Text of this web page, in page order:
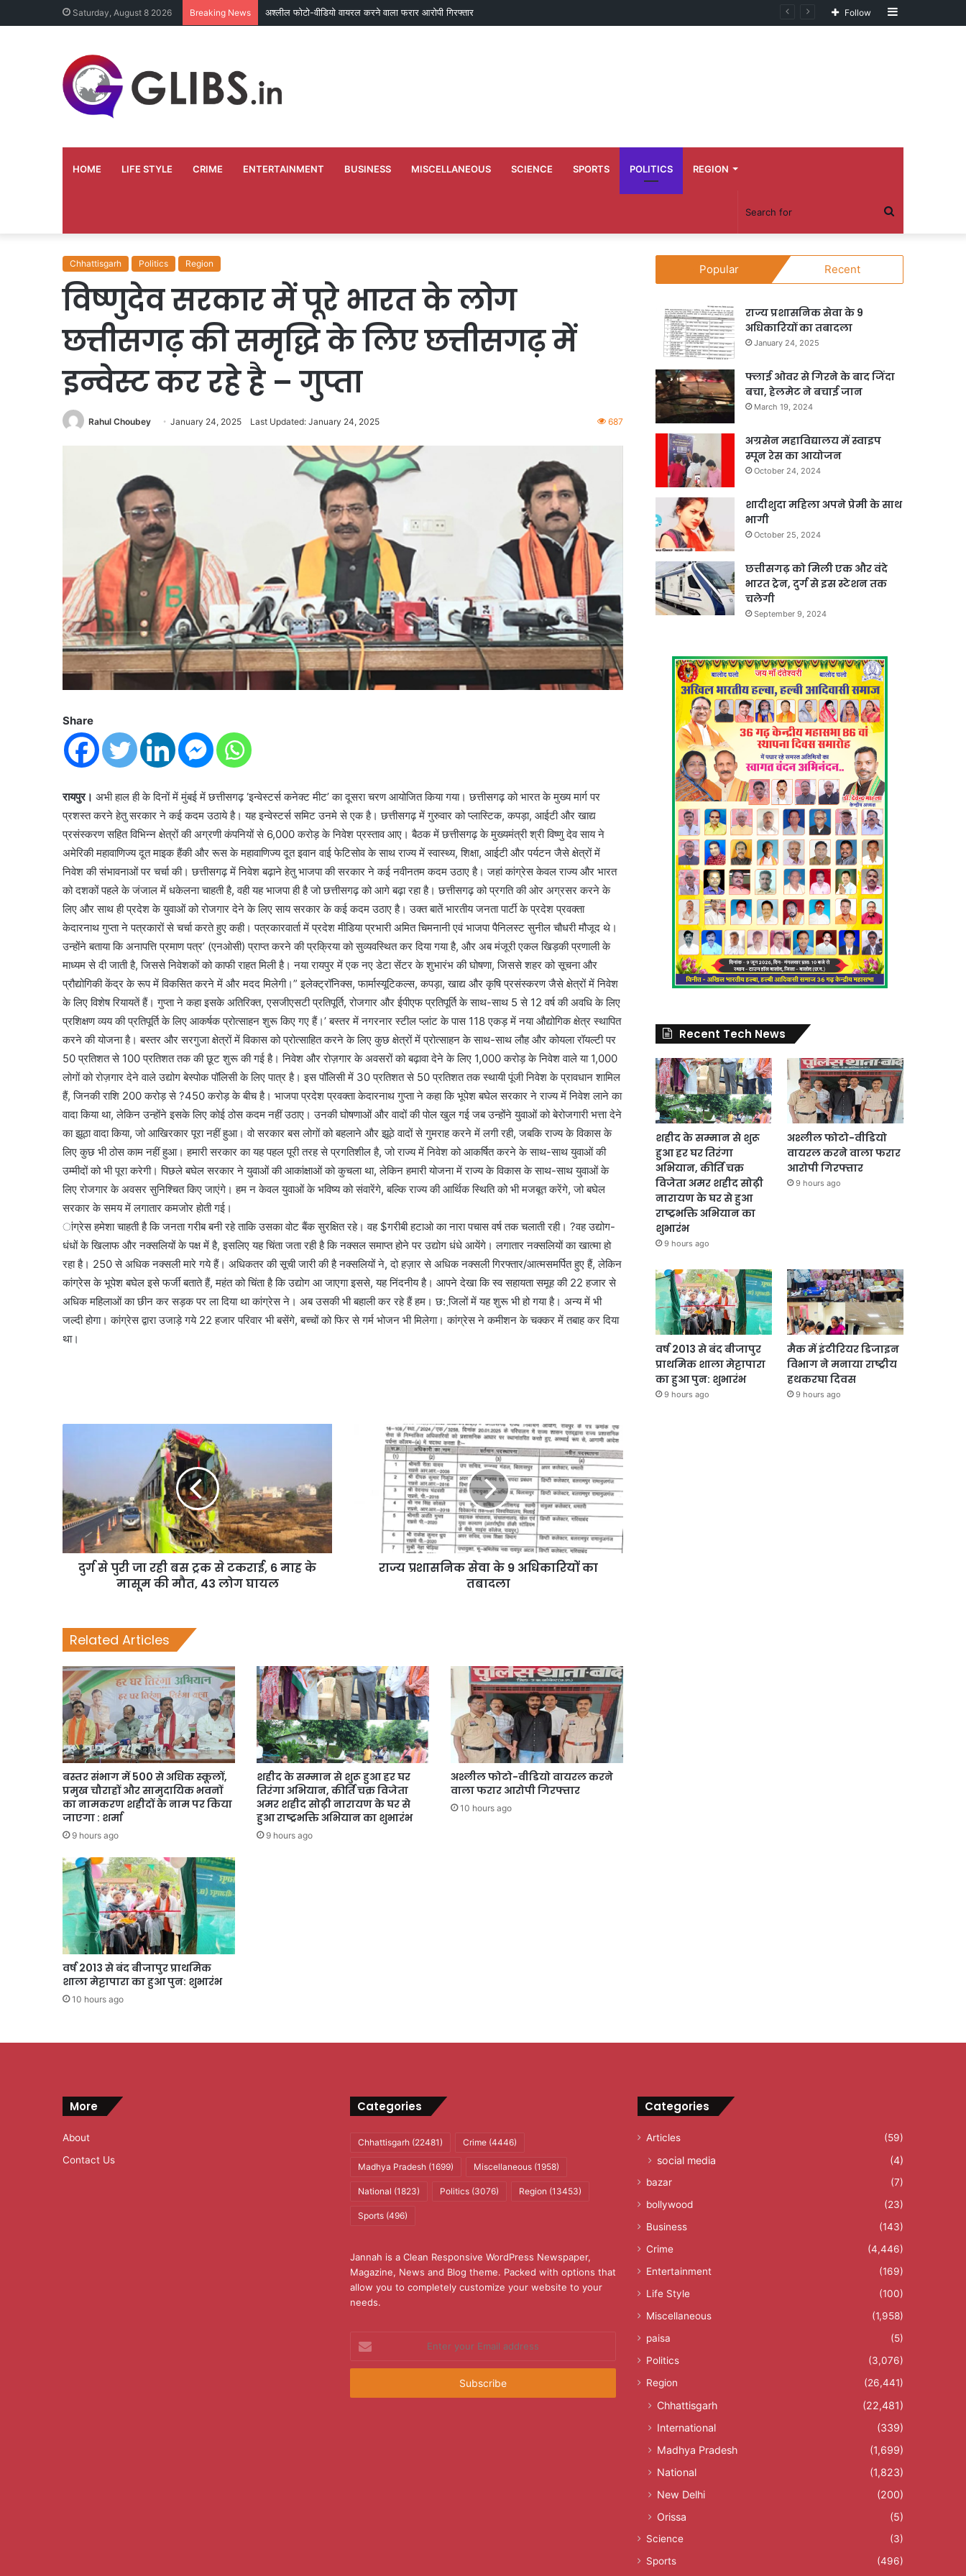
Saturday, August 8 2026 Breaking News अश्लील फोटो-वीडियो वायरल करने वाला फरार आरोपी गिरफ्तार Sidebar
Follow
HOME LIFE STYLE CRIME ENTERTAINMENT BUSINESS MISCELLANEOUS SCIENCE SPORTS POLITICS REGION
Search
for
Chhattisgarh Politics Region
विष्णुदेव सरकार में पूरे भारत के लोग
छत्तीसगढ़ की समृद्धि के लिए छत्तीसगढ़ में
इन्वेस्ट कर रहे है – गुप्ता
Rahul Choubey January 24, 2025 Last Updated: January 24, 2025 687
Share
रायपुर। अभी हाल ही के दिनों में मुंबई में छत्तीसगढ़ ‘इन्वेस्टर्स कनेक्ट मीट’ का दूसरा चरण आयोजित किया गया। छत्तीसगढ़ को भारत के मुख्य मार्ग पर
प्रशस्त करने हेतु सरकार ने कई कदम उठाये है। यह इन्वेस्टर्स समिट उनमे से एक है। छत्तीसगढ़ में गुरुवार को प्लास्टिक, कपड़ा, आईटी और खाद्य
प्रसंस्करण सहित विभिन्न क्षेत्रों की अग्रणी कंपनियों से 6,000 करोड़ के निवेश प्रस्ताव आए। बैठक में छत्तीसगढ़ के मुख्यमंत्री श्री विष्णु देव साय ने
अमेरिकी महावाणिज्य दूत माइक हैंकी और रूस के महावाणिज्य दूत इवान वाई फेटिसोव के साथ राज्य में स्वास्थ्य, शिक्षा, आईटी और पर्यटन जैसे क्षेत्रों में
निवेश की संभावनाओं पर चर्चा की। छत्तीसगढ़ में निवेश बढ़ाने हेतु भाजपा की सरकार ने कई नवीनतम कदम उठाए है। जहां कांग्रेस केवल राज्य और भारत
को दशकों पहले के जंजाल में धकेलना चाहती है, वही यह भाजपा ही है जो छत्तीसगढ़ को आगे बढ़ा रहा है। छत्तीसगढ़ को प्रगति की ओर अग्रसर करने के
लिए और साथ ही प्रदेश के युवाओं को रोजगार देने के लिए साय सरकार के कई कदम उठाए है। उक्त बातें भारतीय जनता पार्टी के प्रदेश प्रवक्ता
केदारनाथ गुप्ता ने पत्रकारों से चर्चा करते हुए कही। पत्रकारवार्ता में प्रदेश मीडिया प्रभारी अमित चिमनानी एवं भाजपा पैनिलस्ट सुनील चौधरी मौजूद थे।
उन्होंने बताया कि अनापत्ति प्रमाण पत्र’ (एनओसी) प्राप्त करने की प्रक्रिया को सुव्यवस्थित कर दिया गया है, और अब मंजूरी एकल खिड़की प्रणाली के
माध्यम से दी जाती है, जिससे निवेशकों को काफी राहत मिली है। नया रायपुर में एक नए डेटा सेंटर के शुभारंभ की घोषणा, जिससे शहर को सूचना और
प्रौद्योगिकी केंद्र के रूप में विकसित करने में और मदद मिलेगी।” इलेक्ट्रॉनिक्स, फार्मास्यूटिकल्स, कपड़ा, खाद्य और कृषि प्रसंस्करण जैसे क्षेत्रों में निवेश
के लिए विशेष रियायतें हैं। गुप्ता ने कहा इसके अतिरिक्त, एसजीएसटी प्रतिपूर्ति, रोजगार और ईपीएफ प्रतिपूर्ति के साथ-साथ 5 से 12 वर्ष की अवधि के लिए
प्रशिक्षण व्यय की प्रतिपूर्ति के लिए आकर्षक प्रोत्साहन शुरू किए गए हैं।’ बस्तर में नगरनार स्टील प्लांट के पास 118 एकड़ में नया औद्योगिक क्षेत्र स्थापित
करने की योजना है। बस्तर और सरगुजा क्षेत्रों में विकास को प्रोत्साहित करने के लिए कुछ क्षेत्रों में प्रोत्साहन के साथ-साथ लौह और कोयला रॉयल्टी पर
50 प्रतिशत से 100 प्रतिशत तक की छूट शुरू की गई है। निवेश और रोज़गार के अवसरों को बढ़ावा देने के लिए 1,000 करोड़ के निवेश वाले या 1,000
लोगों को रोज़गार देने वाले उद्योग बेस्पोक पॉलिसी के लिए पात्र है। इस पॉलिसी में 30 प्रतिशत से 50 प्रतिशत तक स्थायी पूंजी निवेश के प्रावधान शामिल
हैं, जिनकी राशि 200 करोड़ से ?450 करोड़ के बीच है। भाजपा प्रदेश प्रवक्ता केदारनाथ गुप्ता ने कहा कि भूपेश बघेल सरकार ने राज्य में निवेश लाने का
वादा किया था, लेकिन उन्होंने इसके लिए कोई ठोस कदम नहीं उठाए। उनकी घोषणाओं और वादों की पोल खुल गई जब उन्होंने युवाओं को बेरोजगारी भत्ता देने
का झूठा वादा किया, जो आखिरकार पूरा नहीं हुआ। वो सरकार बस लोगों को बहलाने और झूठे वादों से गुमराह करने में लगी रही, जबकि राज्य के विकास के
लिए कुछ भी ठोस काम नहीं हुआ। हमारी सरकार का यह पहल पूरी तरह से प्रगतिशील है, जो राज्य में निवेश को आकर्षित करने के साथ-साथ युवाओं की
उम्मीदों को भी पूरा करेगी। पिछले बघेल सरकार ने युवाओं की आकांक्षाओं को कुचला था, लेकिन हमारी योजना में राज्य के विकास के साथ-साथ युवाओं के
लिए रोजगार के अवसर सुनिश्चित किए जाएंगे। हम न केवल युवाओं के भविष्य को संवारेंगे, बल्कि राज्य की आर्थिक स्थिति को भी मजबूत करेंगे, जो बघेल
सरकार के समय में लगातार कमजोर होती गई।
ांग्रेस हमेशा चाहती है कि जनता गरीब बनी रहे ताकि उसका वोट बैंक सुरक्षित रहे। वह $गरीबी हटाओ का नारा पचास वर्ष तक चलाती रही। ?वह उद्योग-
धंधों के खिलाफ और नक्सलियों के पक्ष में है, इसलिए यह चिंता जता रही है कि नक्सल समाप्त होने पर उद्योग धंधे आयेंगे। लगातार नक्सलियों का खात्मा हो
रहा है। 250 से अधिक नक्सली मारे गये हैं। अधिकतर की सूची जारी की है नक्सलियों ने, दो हज़ार से अधिक नक्सली गिरफ्तार/आत्मसमर्पित हुए हैं, लेकिन
कांग्रेस के भूपेश बघेल इसे फर्जी बताते हैं, महंत को चिंता है कि उद्योग आ जाएगा इससे, यह निंदनीय है। आपने देखा कि स्व सहायता समूह की 22 हजार से
अधिक महिलाओं का छीन कर सड़क पर ला दिया था कांग्रेस ने। अब उसकी भी बहाली कर रहे हैं हम। छ: जि़लों में यह शुरू भी हो गया है। अन्य में भी
जल्दी होगा। कांग्रेस द्वारा उजाड़े गये 22 हजार परिवार भी बसेंगे, बच्चों को फिर से गर्म भोजन भी मिलेगा। कांग्रेस ने कमीशन के चक्कर में तबाह कर दिया
था।
दुर्ग से पुरी जा रही बस ट्रक से टकराई, 6 माह के
मासूम की मौत, 43 लोग घायल
राज्य प्रशासनिक सेवा के 9 अधिकारियों का
तबादला
Related Articles
बस्तर संभाग में 500 से अधिक स्कूलों,
प्रमुख चौराहों और सामुदायिक भवनों
का नामकरण शहीदों के नाम पर किया
जाएगा : शर्मा
9 hours ago
शहीद के सम्मान से शुरू हुआ हर घर
तिरंगा अभियान, कीर्ति चक्र विजेता
अमर शहीद सोढ़ी नारायण के घर से
हुआ राष्ट्रभक्ति अभियान का शुभारंभ
9 hours ago
अश्लील फोटो-वीडियो वायरल करने
वाला फरार आरोपी गिरफ्तार
10 hours ago
वर्ष 2013 से बंद बीजापुर प्राथमिक
शाला मेट्टापारा का हुआ पुन: शुभारंभ
10 hours ago
Popular Recent
राज्य प्रशासनिक सेवा के 9
अधिकारियों का तबादला
January 24, 2025
फ्लाई ओवर से गिरने के बाद जिंदा
बचा, हेलमेट ने बचाई जान
March 19, 2024
अग्रसेन महाविद्यालय में स्वाइप
स्पून रेस का आयोजन
October 24, 2024
शादीशुदा महिला अपने प्रेमी के साथ
भागी
October 25, 2024
छत्तीसगढ़ को मिली एक और वंदे
भारत ट्रेन, दुर्ग से इस स्टेशन तक
चलेगी
September 9, 2024
Recent Tech News
शहीद के सम्मान से शुरू
हुआ हर घर तिरंगा
अभियान, कीर्ति चक्र
विजेता अमर शहीद सोढ़ी
नारायण के घर से हुआ
राष्ट्रभक्ति अभियान का
शुभारंभ
9 hours ago
अश्लील फोटो-वीडियो
वायरल करने वाला फरार
आरोपी गिरफ्तार
9 hours ago
वर्ष 2013 से बंद बीजापुर
प्राथमिक शाला मेट्टापारा
का हुआ पुन: शुभारंभ
9 hours ago
मैक में इंटीरियर डिजाइन
विभाग ने मनाया राष्ट्रीय
हथकरघा दिवस
9 hours ago
More
About
Contact Us
Categories
Chhattisgarh(22481) Crime(4446)
Madhya Pradesh(1699) Miscellaneous(1958)
National (1823) Politics(3076) Region (13453)
Sports(496)
Jannah is a Clean Responsive WordPress Newspaper,
Magazine, News and Blog theme. Packed with options that
allow you to completely customize your website to your
needs.
your
Email
Categories
Articles (59)
social media (4)
bazar
(7)
bollywood
(23)
Business
(143)
Crime
(4,446)
Entertainment
(169)
Life Style
(100)
Miscellaneous
(1,958)
paisa
(5)
Politics
(3,076)
Region
(26,441)
Chhattisgarh
(22,481)
International
(339)
Madhya Pradesh
(1,699)
National
(1,823)
New Delhi
(200)
Orissa
(5)
Science
(3)
Sports
(496)